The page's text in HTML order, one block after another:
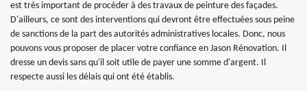
est très important de procéder à des travaux de peinture des façades.
D'ailleurs, ce sont des interventions qui devront être effectuées sous peine
de sanctions de la part des autorités administratives locales. Donc, nous
pouvons vous proposer de placer votre confiance en Jason Rénovation. Il
dresse un devis sans qu'il soit utile de payer une somme d'argent. Il
respecte aussi les délais qui ont été établis.